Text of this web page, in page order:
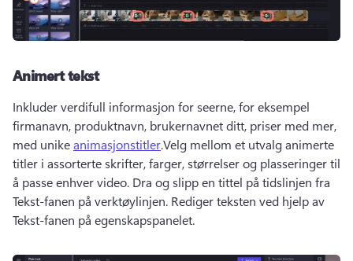
Animert tekst
Inkluder verdifull informasjon for seerne, for eksempel
firmanavn, produktnavn, brukernavnet ditt, priser med mer,
med unike animasjonstitler.Velg mellom et utvalg animerte
titler i assorterte skrifter, farger, størrelser og plasseringer til
å passe enhver video. Dra og slipp en tittel på tidslinjen fra
Tekst-fanen på verktøylinjen. Rediger teksten ved hjelp av
Tekst-fanen på egenskapspanelet.